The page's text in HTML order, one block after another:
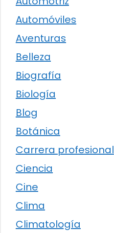
Automóviles
Aventuras
Belleza
Biografía
Biología
Blog
Botánica
Carrera profesional
Ciencia
Cine
Clima
Climatología